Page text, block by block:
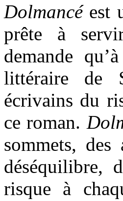
Dolmancé est
prête à
demande
littéraire de
écrivains du
ce roman.
sommets,
déséquilibre,
risque à